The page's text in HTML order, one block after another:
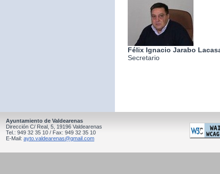
Félix Ignacio Jarabo
Secretario
Ayuntamiento de Valdearenas
Dirección C/ Real, 5, 19196 Valdearenas
Tel.: 949 32 35 10 / Fax: 949 32 35 10
E-Mail: ayto.valdearenas@gmail.com